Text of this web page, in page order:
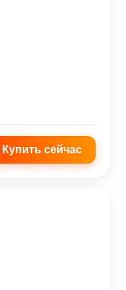
Купить сейчас